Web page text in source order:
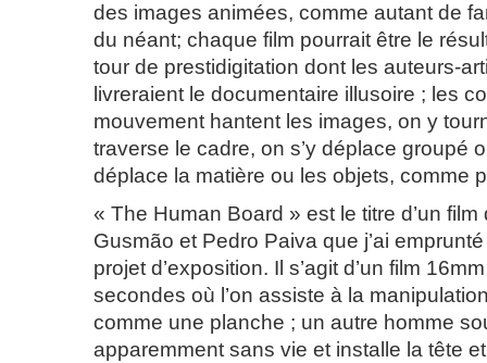
des images animées, comme autant de
du néant; chaque film pourrait être le
tour de prestidigitation dont les auteurs-
livreraient le documentaire illusoire ; les
mouvement hantent les images, on y
traverse le cadre, on s’y déplace groupé
déplace la matière ou les objets, comme
« The Human Board » est le titre d’un
Gusmão et Pedro Paiva que j’ai
projet d’exposition. Il s’agit d’un film
secondes où l’on assiste à la
comme une planche ; un autre homme
apparemment sans vie et installe la tête